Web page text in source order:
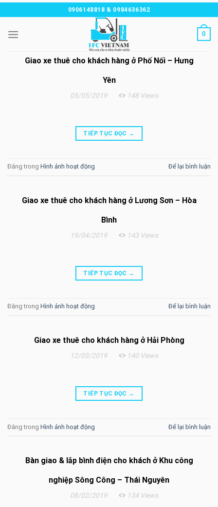
Chuyển
đến
nội
0906148818 & 0984636362
0
05/05/2019 148 Views
Giao xe thuê cho khách hàng ở Phố Nối – Hưng
Yên
TIẾP TỤC ĐỌC →
Đăng trong Hình ảnh hoạt động Để lại bình luận
19/04/2019 143 Views
Giao xe thuê cho khách hàng ở Lương Sơn – Hòa
Bình
TIẾP TỤC ĐỌC →
Đăng trong Hình ảnh hoạt động Để lại bình luận
12/03/2019 140 Views
Giao xe thuê cho khách hàng ở Hải Phòng
TIẾP TỤC ĐỌC →
Đăng trong Hình ảnh hoạt động Để lại bình luận
08/02/2019 134 Views
Bàn giao & lắp bình điện cho khách ở Khu công
nghiệp Sông Công – Thái Nguyên